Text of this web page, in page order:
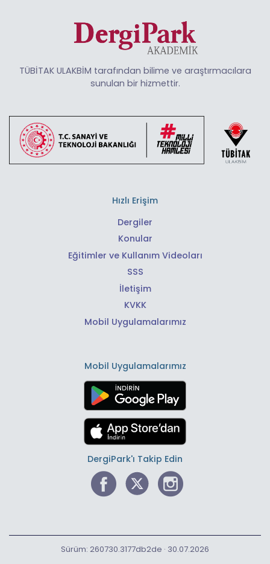
TÜBİTAK ULAKBİM tarafından bilime ve araştırmacılara
sunulan bir hizmettir.
Hızlı Erişim
Dergiler
Konular
Eğitimler ve Kullanım Videoları
SSS
İletişim
KVKK
Mobil Uygulamalarımız
Mobil Uygulamalarımız
DergiPark'ı Takip Edin
Sürüm: 260730.3177db2de · 30.07.2026